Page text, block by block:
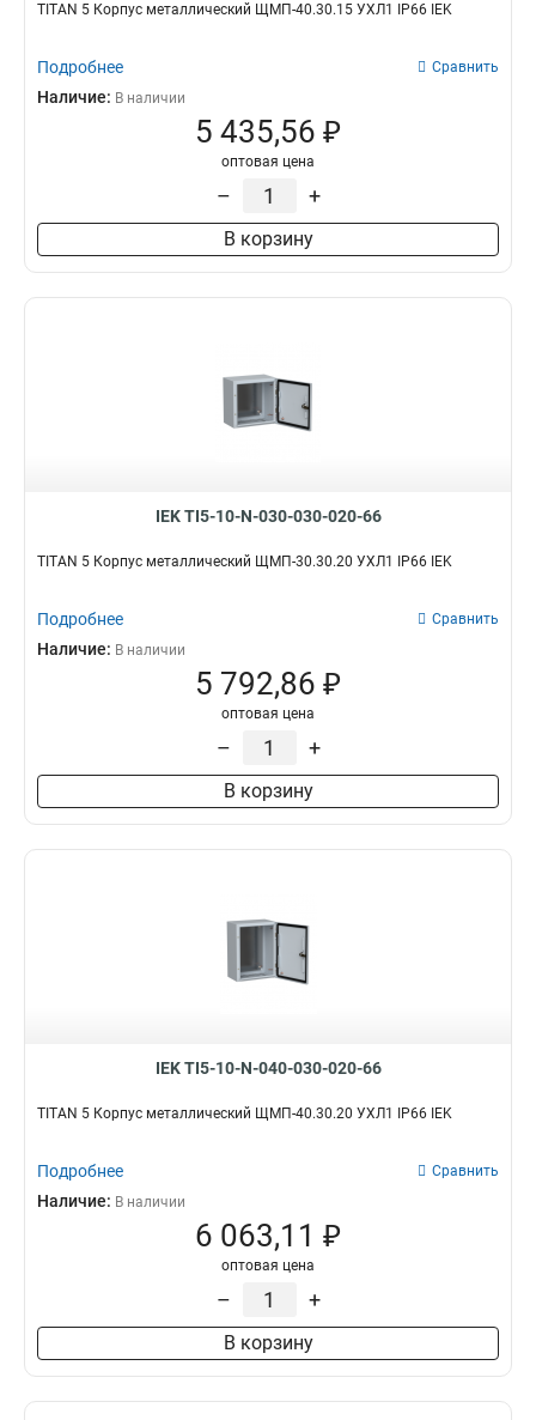
TITAN 5 Корпус металлический ЩМП-40.30.15 УХЛ1 IP66 IEK
Подробнее Сравнить
Наличие: В наличии
5 435,56 ₽
оптовая цена
– +
В корзину
IEK TI5-10-N-030-030-020-66
TITAN 5 Корпус металлический ЩМП-30.30.20 УХЛ1 IP66 IEK
Подробнее Сравнить
Наличие: В наличии
5 792,86 ₽
оптовая цена
– +
В корзину
IEK TI5-10-N-040-030-020-66
TITAN 5 Корпус металлический ЩМП-40.30.20 УХЛ1 IP66 IEK
Подробнее Сравнить
Наличие: В наличии
6 063,11 ₽
оптовая цена
– +
В корзину